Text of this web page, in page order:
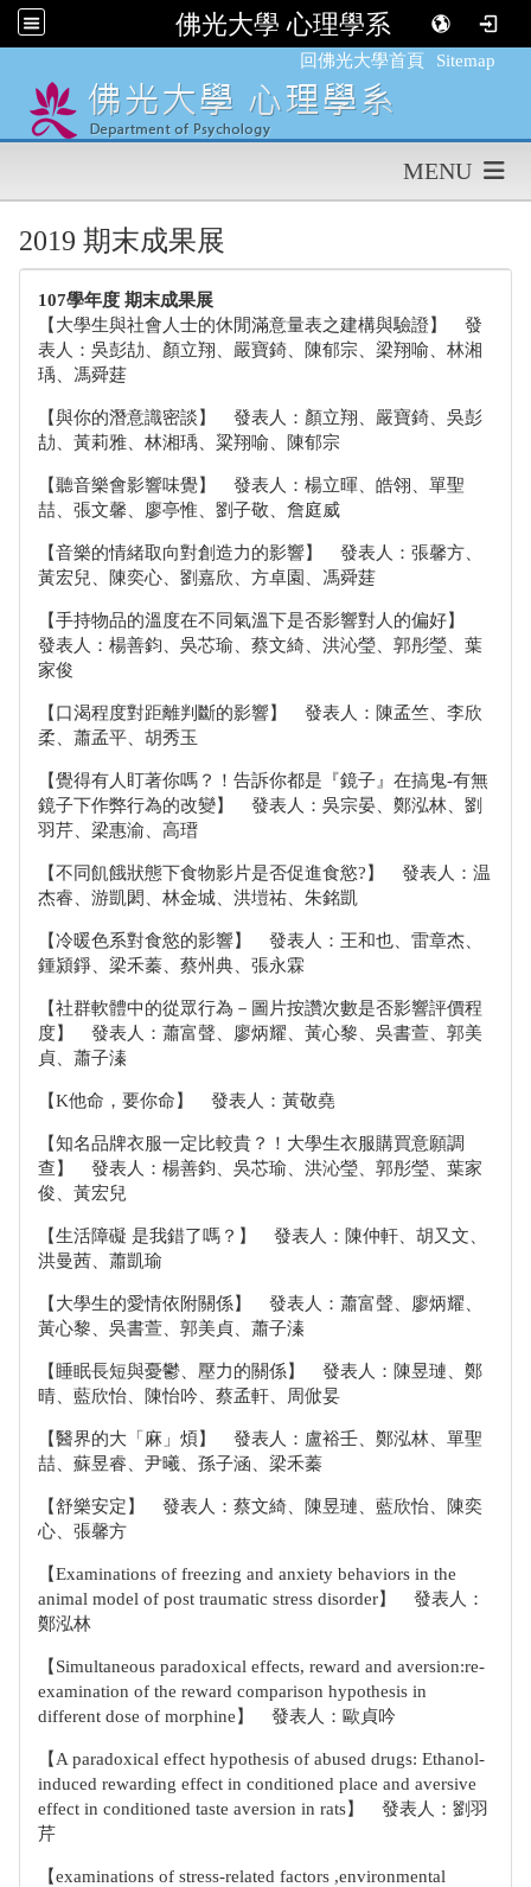
佛光大學 心理學系
回佛光大學首頁 Sitemap
MENU
2019 期末成果展
107學年度 期末成果展
【大學生與社會人士的休閒滿意量表之建構與驗證】 發
表人：吳彭劼、顏立翔、嚴寶錡、陳郁宗、梁翔喻、林湘
瑀、馮舜莛
【與你的潛意識密談】 發表人：顏立翔、嚴寶錡、吳彭
劼、黃莉雅、林湘瑀、粱翔喻、陳郁宗
【聽音樂會影響味覺】 發表人：楊立暉、皓翎、單聖
喆、張文馨、廖亭惟、劉子敬、詹庭威
【音樂的情緒取向對創造力的影響】 發表人：張馨方、
黃宏兒、陳奕心、劉嘉欣、方卓園、馮舜莛
【手持物品的溫度在不同氣溫下是否影響對人的偏好】
發表人：楊善鈞、吳芯瑜、蔡文綺、洪沁瑩、郭彤瑩、葉
家俊
【口渴程度對距離判斷的影響】 發表人：陳孟竺、李欣
柔、蕭孟平、胡秀玉
【覺得有人盯著你嗎？！告訴你都是『鏡子』在搞鬼-有無
鏡子下作弊行為的改變】 發表人：吳宗晏、鄭泓林、劉
羽芹、梁惠渝、高瑨
【不同飢餓狀態下食物影片是否促進食慾?】 發表人：温
杰睿、游凱閎、林金城、洪塏祐、朱銘凱
【冷暖色系對食慾的影響】 發表人：王和也、雷章杰、
鍾潁錚、梁禾蓁、蔡州典、張永霖
【社群軟體中的從眾行為－圖片按讚次數是否影響評價程
度】 發表人：蕭富聲、廖炳耀、黃心黎、吳書萱、郭美
貞、蕭子溱
【K他命，要你命】 發表人：黃敬堯
【知名品牌衣服一定比較貴？！大學生衣服購買意願調
查】 發表人：楊善鈞、吳芯瑜、洪沁瑩、郭彤瑩、葉家
俊、黃宏兒
【生活障礙 是我錯了嗎？】 發表人：陳仲軒、胡又文、
洪曼茜、蕭凱瑜
【大學生的愛情依附關係】 發表人：蕭富聲、廖炳耀、
黃心黎、吳書萱、郭美貞、蕭子溱
【睡眠長短與憂鬱、壓力的關係】 發表人：陳昱璉、鄭
晴、藍欣怡、陳怡吟、蔡孟軒、周俽妟
【醫界的大「麻」煩】 發表人：盧裕壬、鄭泓林、單聖
喆、蘇昱睿、尹曦、孫子涵、梁禾蓁
【舒樂安定】 發表人：蔡文綺、陳昱璉、藍欣怡、陳奕
心、張馨方
【Examinations of freezing and anxiety behaviors in the
animal model of post traumatic stress disorder】 發表人：
鄭泓林
【Simultaneous paradoxical effects, reward and aversion:re-
examination of the reward comparison hypothesis in
different dose of morphine】 發表人：歐貞吟
【A paradoxical effect hypothesis of abused drugs: Ethanol-
induced rewarding effect in conditioned place and aversive
effect in conditioned taste aversion in rats】 發表人：劉羽
芹
【examinations of stress-related factors ,environmental